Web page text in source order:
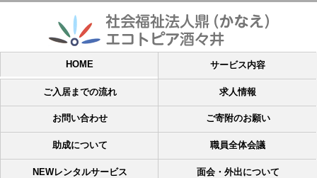
HOME サービス内容
ご入居までの流れ 求人情報
お問い合わせ ご寄附のお願い
助成について 職員全体会議
NEWレンタルサービス 面会・外出について